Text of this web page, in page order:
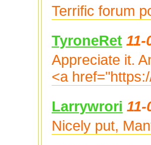
Terrific forum
TyroneRet 11-
Appreciate it.
<a
Larrywrori 11-
Nicely put,